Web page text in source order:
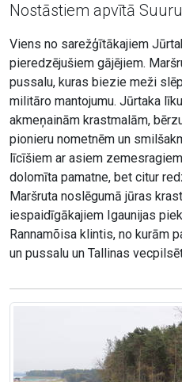
Nostāstiem apvītā
Viens no sarežģītākajiem
pieredzējušiem gājējiem.
pussalu, kuras biezie meži
militāro mantojumu. Jūrtaka
akmeņainām krastmalām,
pionieru nometnēm un
līcīšiem ar asiem
dolomīta pamatne, bet citur
Maršruta noslēgumā jūras
iespaidīgākajiem Igaunijas
Rannamõisa klintis, no kurām
un pussalu un Tallinas